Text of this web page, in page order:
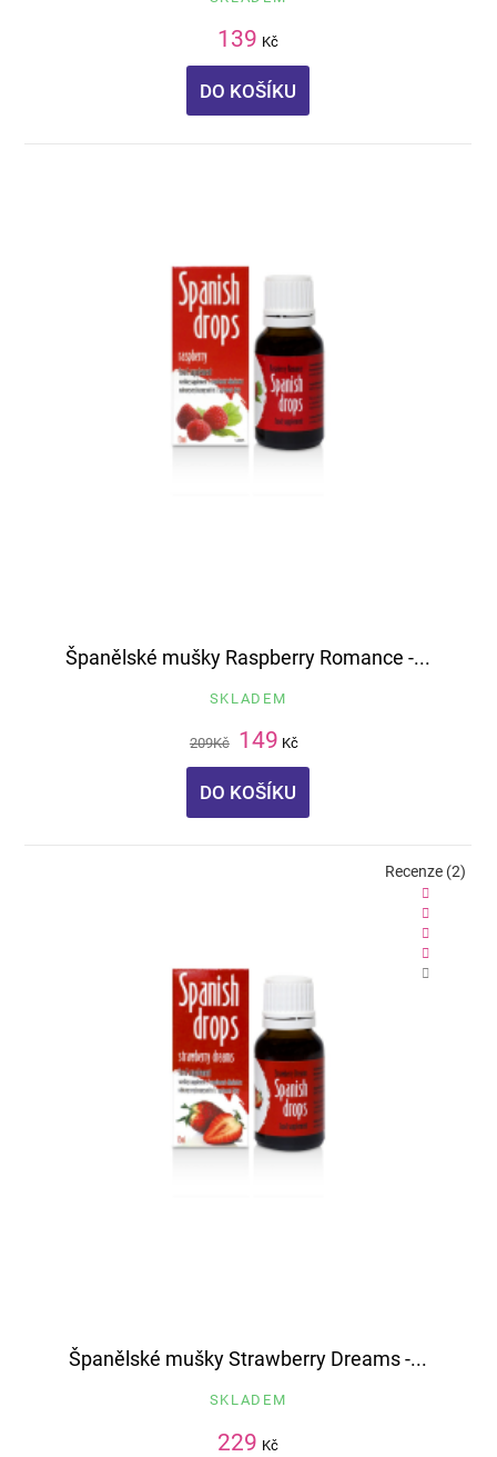
139 Kč
DO KOŠÍKU
Španělské mušky Raspberry Romance -...
SKLADEM
209Kč 149 Kč
DO KOŠÍKU
Španělské mušky Strawberry Dreams -...
SKLADEM
229 Kč
Recenze (2)